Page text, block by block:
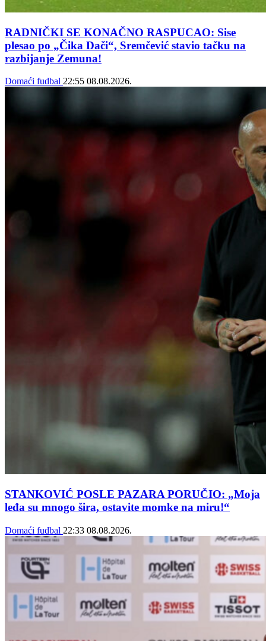
RADNIČKI SE KONAČNO RASPUCAO: Sise
plesao po „Čika Dači“, Sremčević stavio tačku na
razbijanje Zemuna!
Domaći fudbal 22:55 08.08.2026.
STANKOVIĆ POSLE PAZARA PORUČIO: „Moja
leđa su mnogo šira, ostavite momke na miru!“
Domaći fudbal 22:33 08.08.2026.